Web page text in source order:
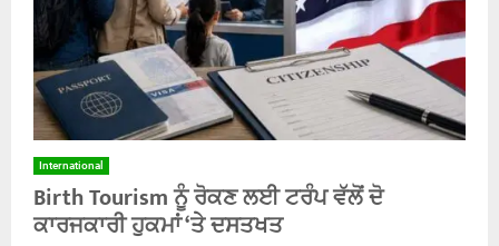
International
Birth Tourism ਨੂੰ ਰੋਕਣ ਲਈ ਟਰੰਪ ਵੱਲੋਂ ਦੋ
ਕਾਰਜਕਾਰੀ ਹੁਕਮਾਂ ‘ਤੇ ਦਸਤਖਤ